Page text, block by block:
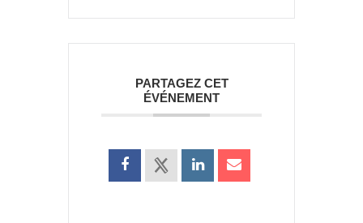
PARTAGEZ CET
ÉVÉNEMENT